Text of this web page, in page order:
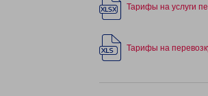
Тарифы на услуги
Тарифы на